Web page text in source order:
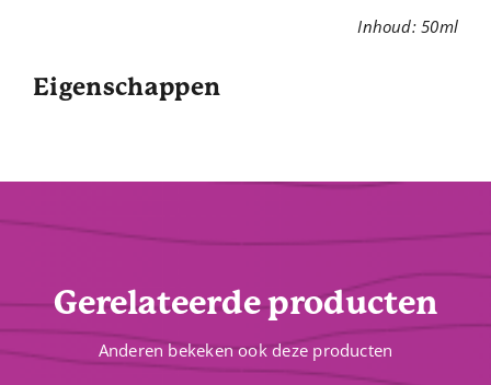
Inhoud: 50ml
Eigenschappen
Gerelateerde producten
Anderen bekeken ook deze producten